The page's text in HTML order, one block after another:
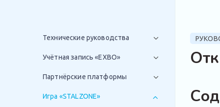
Технические руководства
Учётная запись «EXBO»
Партнёрские платформы
Игра «STALZONE»